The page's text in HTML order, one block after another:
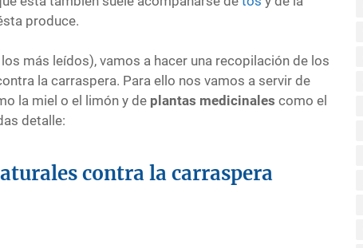
produce.
más leídos), vamos a hacer una recopilación de los
la carraspera. Para ello nos vamos a servir de
la miel o el limón y de plantas medicinales como el
detalle:
contra la carraspera